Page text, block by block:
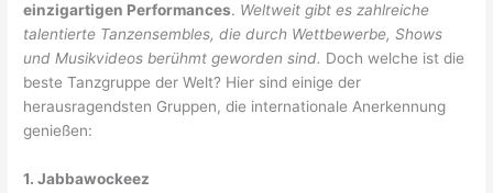
einzigartigen Performances. Weltweit gibt es zahlreiche
talentierte Tanzensembles, die durch Wettbewerbe, Shows
und Musikvideos berühmt geworden sind. Doch welche ist die
beste Tanzgruppe der Welt? Hier sind einige der
herausragendsten Gruppen, die internationale Anerkennung
genießen:
1. Jabbawockeez